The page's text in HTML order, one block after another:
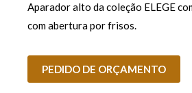
Aparador alto da coleção ELEGE
com abertura por frisos.
PEDIDO DE ORÇAMENTO